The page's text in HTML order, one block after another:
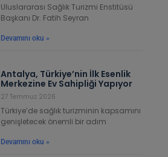
Uluslararası Sağlık Turizmi Enstitüsü
Başkanı Dr. Fatih Seyran
Devamını oku »
Antalya, Türkiye’nin İlk Esenlik
Merkezine Ev Sahipliği Yapıyor
27 Temmuz 2026
Türkiye’de sağlık turizminin kapsamını
genişletecek önemli bir adım
Devamını oku »